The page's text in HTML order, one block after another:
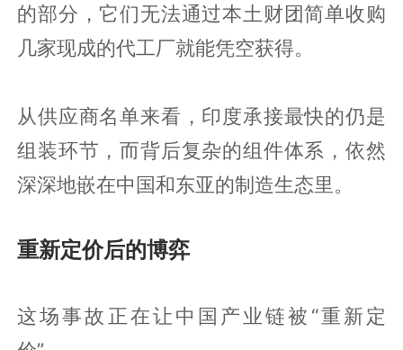
的部分，它们无法通过本土财团简单收购
几家现成的代工厂就能凭空获得。
从供应商名单来看，印度承接最快的仍是
组装环节，而背后复杂的组件体系，依然
深深地嵌在中国和东亚的制造生态里。
重新定价后的博弈
这场事故正在让中国产业链被“重新定